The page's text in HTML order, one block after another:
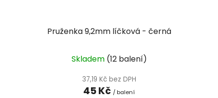
Pruženka 9,2mm líčková - černá
hodnocení
produktu
je
Skladem (12 balení)
37,19 Kč bez DPH
45 Kč / balení